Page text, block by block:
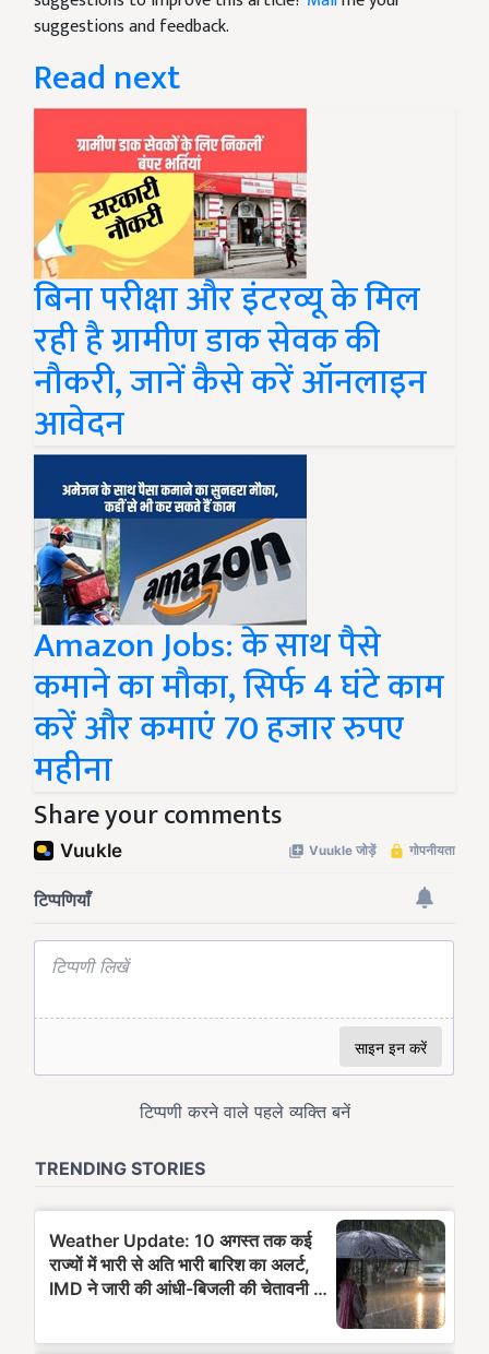
suggestions and feedback.
Read next
बिना परीक्षा और इंटरव्यू के मिल
रही है ग्रामीण डाक सेवक की
नौकरी, जानें कैसे करें ऑनलाइन
आवेदन
Amazon Jobs: के साथ पैसे
कमाने का मौका, सिर्फ 4 घंटे काम
करें और कमाएं 70 हजार रुपए
महीना
Share your comments